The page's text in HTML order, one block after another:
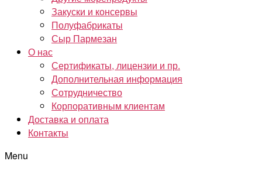
Закуски и консервы
Полуфабрикаты
Сыр Пармезан
О нас
Сертификаты, лицензии и пр.
Дополнительная информация
Сотрудничество
Корпоративным клиентам
Доставка и оплата
Контакты
Menu